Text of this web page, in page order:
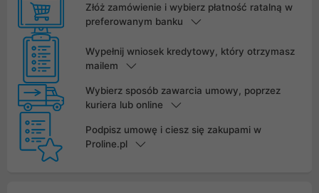
Złóż zamówienie i wybierz płatność ratalną w
preferowanym banku
Wypełnij wniosek kredytowy, który otrzymasz
mailem
Wybierz sposób zawarcia umowy, poprzez
kuriera lub online
Podpisz umowę i ciesz się zakupami w
Proline.pl